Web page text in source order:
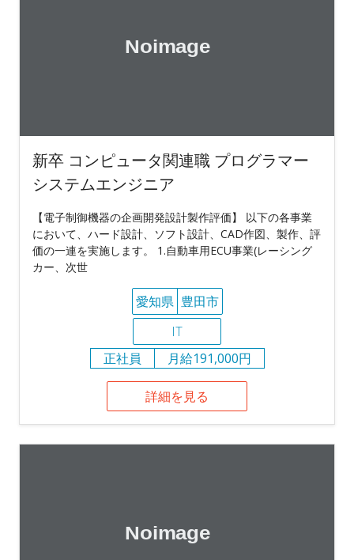
新卒 コンピュータ関連職 プログラマー
システムエンジニア
【電子制御機器の企画開発設計製作評価】 以下の各事業
において、ハード設計、ソフト設計、CAD作図、製作、評
価の一連を実施します。 1.自動車用ECU事業(レーシング
カー、次世
愛知県 豊田市
IT
正社員
月給191,000円
詳細を見る